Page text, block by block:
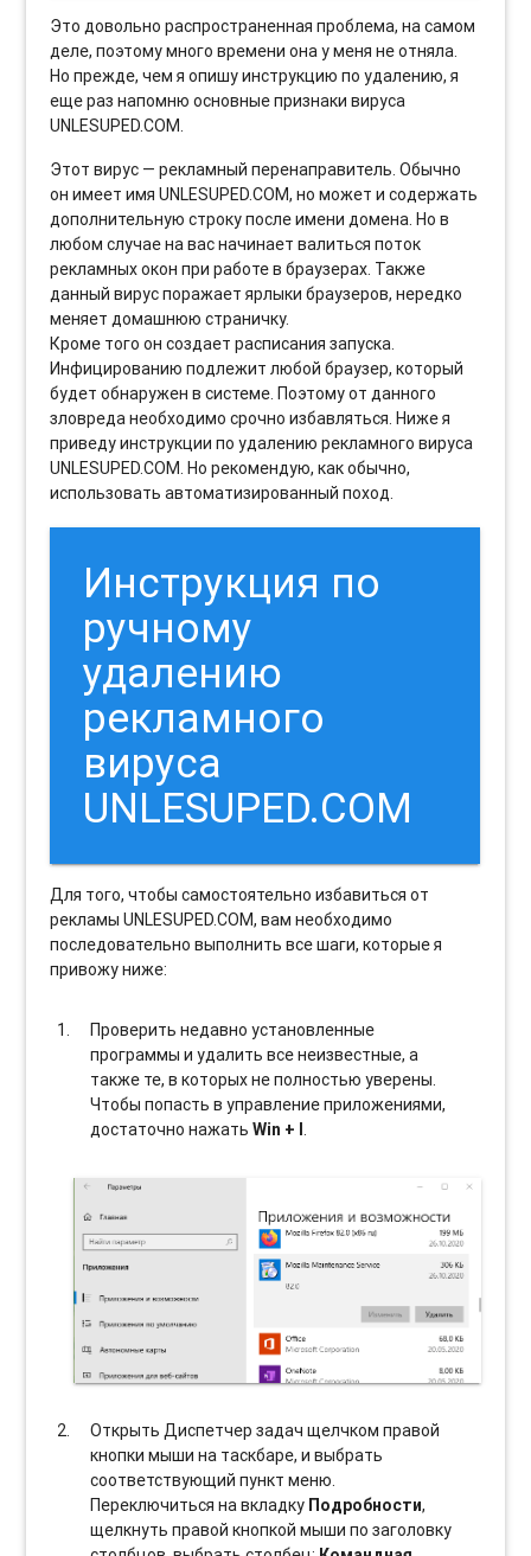
Это довольно распространенная проблема, на самом
деле, поэтому много времени она у меня не отняла.
Но прежде, чем я опишу инструкцию по удалению, я
еще раз напомню основные признаки вируса
UNLESUPED.COM.
Этот вирус — рекламный перенаправитель. Обычно
он имеет имя UNLESUPED.COM, но может и содержать
дополнительную строку после имени домена. Но в
любом случае на вас начинает валиться поток
рекламных окон при работе в браузерах. Также
данный вирус поражает ярлыки браузеров, нередко
меняет домашнюю страничку.
Кроме того он создает расписания запуска.
Инфицированию подлежит любой браузер, который
будет обнаружен в системе. Поэтому от данного
зловреда необходимо срочно избавляться. Ниже я
приведу инструкции по удалению рекламного вируса
UNLESUPED.COM. Но рекомендую, как обычно,
использовать автоматизированный поход.
Инструкция по
ручному
удалению
рекламного
вируса
UNLESUPED.COM
Для того, чтобы самостоятельно избавиться от
рекламы UNLESUPED.COM, вам необходимо
последовательно выполнить все шаги, которые я
привожу ниже:
Проверить недавно установленные
программы и удалить все неизвестные, а
также те, в которых не полностью уверены.
Чтобы попасть в управление приложениями,
достаточно нажатьWin + I.
Открыть Диспетчер задач щелчком правой
кнопки мыши на таскбаре, и выбрать
соотвeтствующий пункт меню.
Переключиться на вкладку Подробности,
щелкнуть правой кнопкой мыши по заголовку